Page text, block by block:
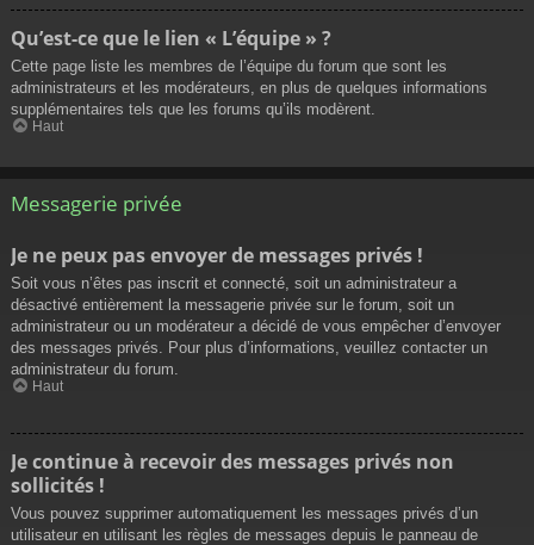
Qu’est-ce que le lien « L’équipe » ?
Cette page liste les membres de l’équipe du forum que sont les
administrateurs et les modérateurs, en plus de quelques informations
supplémentaires tels que les forums qu’ils modèrent.
Haut
Messagerie privée
Je ne peux pas envoyer de messages privés !
Soit vous n’êtes pas inscrit et connecté, soit un administrateur a
désactivé entièrement la messagerie privée sur le forum, soit un
administrateur ou un modérateur a décidé de vous empêcher d’envoyer
des messages privés. Pour plus d’informations, veuillez contacter un
administrateur du forum.
Haut
Je continue à recevoir des messages privés non
sollicités !
Vous pouvez supprimer automatiquement les messages privés d’un
utilisateur en utilisant les règles de messages depuis le panneau de